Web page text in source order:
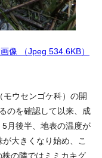
像 （Jpeg 534.6KB）
ウセンゴケ科）の開
のを確認して以来、成
月後半、地表の温度が
大きくなり始め、こ
の隣ではミミカキグ